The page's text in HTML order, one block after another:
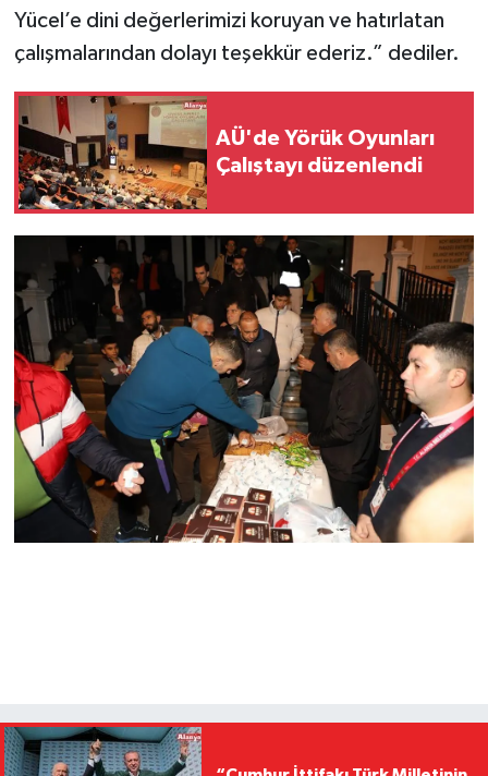
Yücel’e dini değerlerimizi koruyan ve hatırlatan
çalışmalarından dolayı teşekkür ederiz.” dediler.
AÜ'de Yörük Oyunları
Çalıştayı düzenlendi